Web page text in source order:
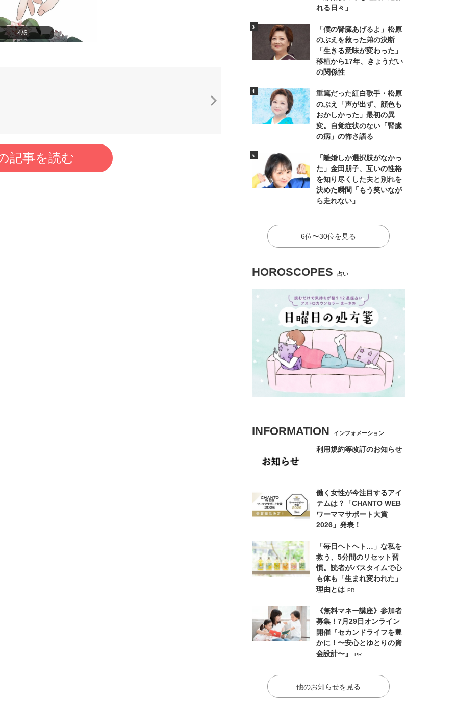
4/6
記事を読む
れる日々」
「僕の腎臓あげるよ」松原
のぶえを救った弟の決断
「生きる意味が変わった」
移植から17年、きょうだい
の関係性
重篤だった紅白歌手・松原
のぶえ「声が出ず、顔色も
おかしかった」最初の異
変。自覚症状のない「腎臓
の病」の怖さ語る
「離婚しか選択肢がなかっ
た」金田朋子、互いの性格
を知り尽くした夫と別れを
決めた瞬間「もう笑いなが
ら走れない」
6位〜30位を見る
HOROSCOPES 占い
INFORMATION インフォメーション
利用規約等改訂のお知らせ
働く女性が今注目するアイ
テムは？「CHANTO WEB
ワーママサポート大賞
2026」発表！
「毎日ヘトヘト…」な私を
救う、5分間のリセット習
慣。読者がバスタイムで心
も体も「生まれ変われた」
理由とは PR
《無料マネー講座》参加者
募集！7月29日オンライン
開催『セカンドライフを豊
かに！〜安心とゆとりの資
金設計〜』
PR
他のお知らせを見る